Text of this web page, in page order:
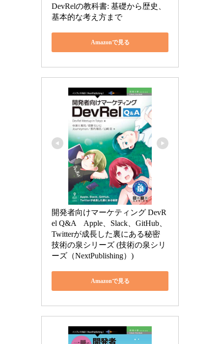
DevRelの教科書: 基礎から歴史、
基本的な考え方まで
Amazonで見る
開発者向けマーケティング DevR
el Q&A　Apple、Slack、GitHub、
Twitterが成長した裏にある秘密
技術の泉シリーズ (技術の泉シリ
ーズ（NextPublishing）)
Amazonで見る